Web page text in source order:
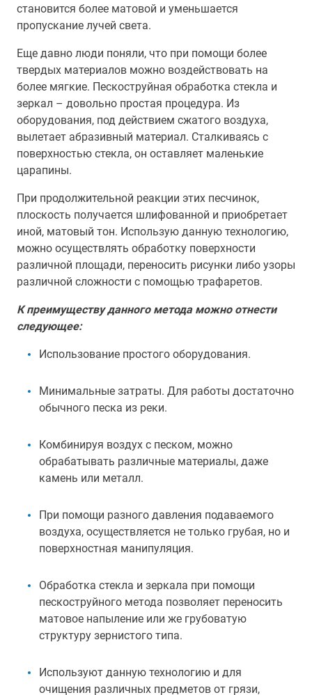
становится более матовой и уменьшается
пропускание лучей света.
Еще давно люди поняли, что при помощи более
твердых материалов можно воздействовать на
более мягкие. Пескоструйная обработка стекла и
зеркал – довольно простая процедура. Из
оборудования, под действием сжатого воздуха,
вылетает абразивный материал. Сталкиваясь с
поверхностью стекла, он оставляет маленькие
царапины.
При продолжительной реакции этих песчинок,
плоскость получается шлифованной и приобретает
иной, матовый тон. Использую данную технологию,
можно осуществлять обработку поверхности
различной площади, переносить рисунки либо узоры
различной сложности с помощью трафаретов.
К преимуществу данного метода можно отнести
следующее:
Использование простого оборудования.
Минимальные затраты. Для работы достаточно
обычного песка из реки.
Комбинируя воздух с песком, можно
обрабатывать различные материалы, даже
камень или металл.
При помощи разного давления подаваемого
воздуха, осуществляется не только грубая, но и
поверхностная манипуляция.
Обработка стекла и зеркала при помощи
пескоструйного метода позволяет переносить
матовое напыление или же грубоватую
структуру зернистого типа.
Используют данную технологию и для
очищения различных предметов от грязи,